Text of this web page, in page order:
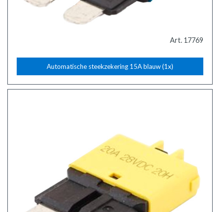
Art. 17769
Automatische steekzekering 15A blauw (1x)